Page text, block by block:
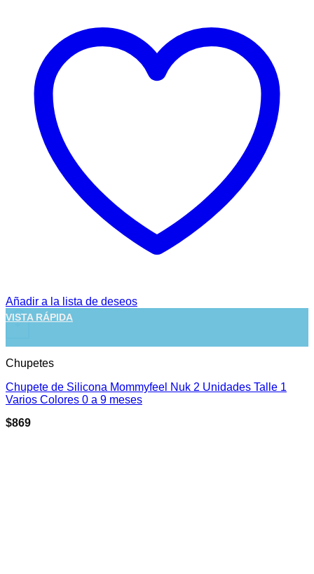
Añadir a la lista de deseos
+
Este producto tiene múltiples variantes. Las opciones se
VISTA RÁPIDA
Chupetes
Chupete de Silicona Mommyfeel Nuk 2 Unidades Talle 1
Varios Colores 0 a 9 meses
$869